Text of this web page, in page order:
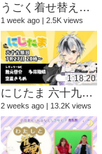
うごく着せ替え紹介動画 ミラ #shorts
1 week ago 2.5K views
1:18:20
にじたま 六十九局目 今日は何のルールで遊ぼうかにゃ？
2 weeks ago 13.2K views